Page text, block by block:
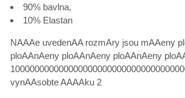
90% bavlna,
10% Elastan
NAAAe uvedenAA rozmAry jsou mAAeny
ploAAnAeny ploAAnAeny ploAAnAeny
vynAAsobte AAAAku 2